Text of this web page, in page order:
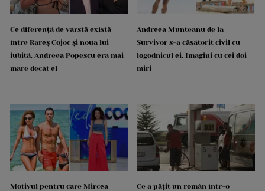
Ce diferență de vârstă există
între Rareș Cojoc și noua lui
iubită. Andreea Popescu era mai
mare decât el
Andreea Munteanu de la
Survivor s-a căsătorit civil cu
logodnicul ei. Imagini cu cei doi
miri
Motivul pentru care Mircea
Ce a pățit un român într-o